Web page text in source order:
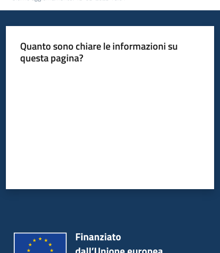
Quanto sono chiare le informazioni su
questa pagina?